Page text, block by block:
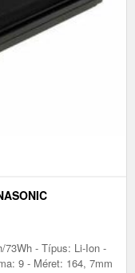
73Wh - Típus: Li-Ion -
9 - Méret: 164, 7mm